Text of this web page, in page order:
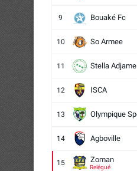
9 Bouaké Fc
10 So Armee
11 Stella Adjame
12 ISCA
13
14 Agboville
15 Zoman
Relégué